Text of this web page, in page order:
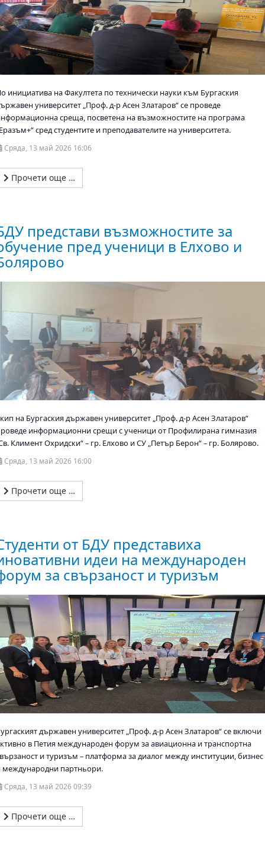
инициатива на Факултета по технически науки към Бургаския
университет „Проф. д-р Асен Златаров“ се проведе
среща, посветена на възможностите на програма
сред студентите и преподавателите на университета.
Сряда, 13 май 2026 16:06
Прочети още …
представи възможностите за
пред ученици в Елхово и
на Бургаския държавен университет „Проф. д-р Асен Златаров“
информационни срещи с ученици от Профилирана гимназия
Климент Охридски“ – гр. Елхово и СУ „Петър Берон“ – гр. Болярово.
Сряда, 13 май 2026 16:00
Прочети още …
от БДУ представиха
идеи на международен
за свързаност и туризъм
държавен университет „Проф. д-р Асен Златаров“ се включи
в Петия международен форум за авиационна и транспортна
и туризъм – платформа за диалог между институции, бизнес
международни партньори.
Сряда, 13 май 2026 09:39
Прочети още …